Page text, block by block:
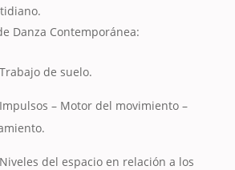
Danza Contemporánea:
de suelo.
Motor del movimiento –
espacio en relación a los